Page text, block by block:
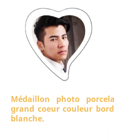
Médaillon photo
grand coeur couleur
blanche.